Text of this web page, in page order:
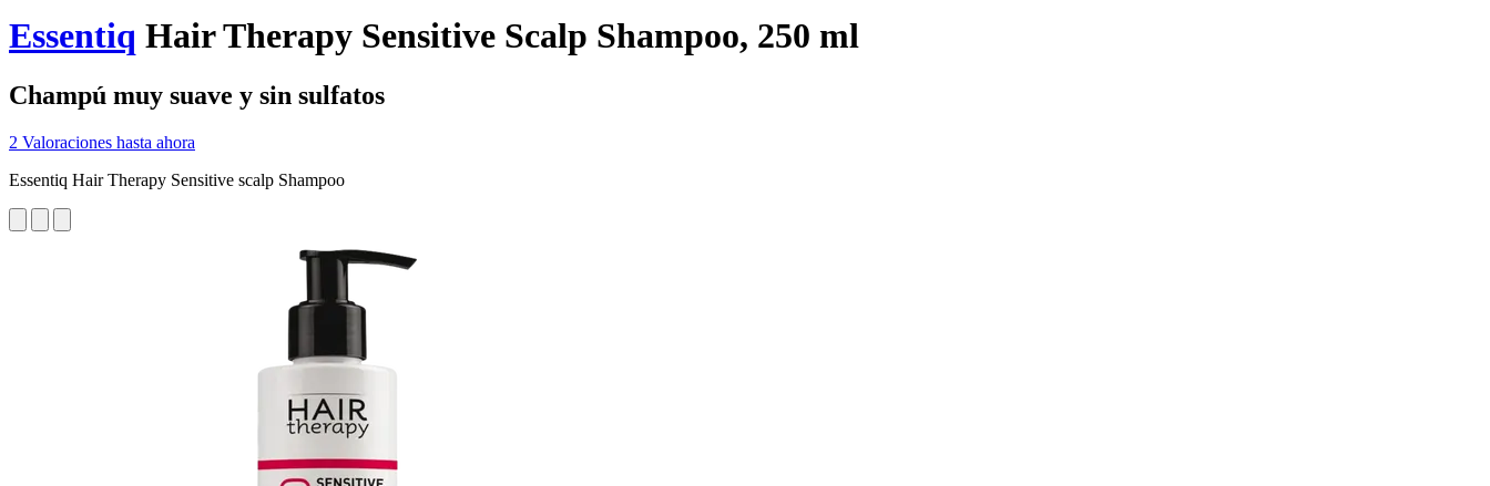
Essentiq Hair Therapy Sensitive Scalp Shampoo, 250 ml
Champú muy suave y sin sulfatos
2 Valoraciones hasta ahora
Essentiq Hair Therapy Sensitive scalp Shampoo